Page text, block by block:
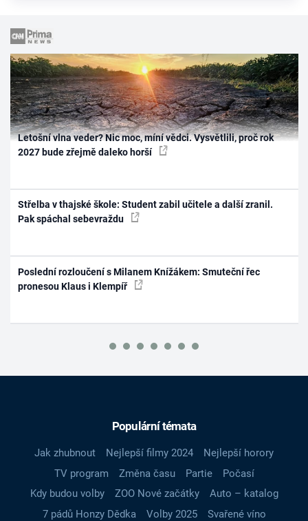
Letošní vlna veder? Nic moc, míní vědci. Vysvětlili, proč rok
2027 bude zřejmě daleko horší
Střelba v thajské škole: Student zabil učitele a další zranil.
Pak spáchal sebevraždu
Poslední rozloučení s Milanem Knížákem: Smuteční řec
pronesou Klaus i Klempíř
Populární témata
Jak zhubnout Nejlepší filmy 2024
Nejlepší horory
TV program
Změna času Partie
Počasí
Kdy budou volby
ZOO Nové začátky
Auto – katalog
7 pádů Honzy Dědka
Volby 2025
Svařené víno